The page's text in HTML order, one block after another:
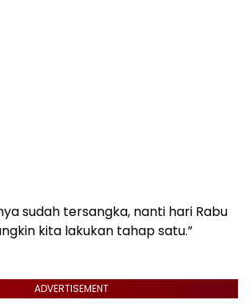
sudah tersangka, nanti hari Rabu
kita lakukan tahap satu.”
ADVERTISEMENT